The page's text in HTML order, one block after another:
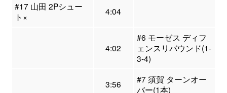
#17 山田 2Pシュー
ト×
4:04
4:02
#6 モーゼス ディフ
ェンスリバウンド(1-
3-4)
3:56
#7 須賀 ターンオー
バー(1本)